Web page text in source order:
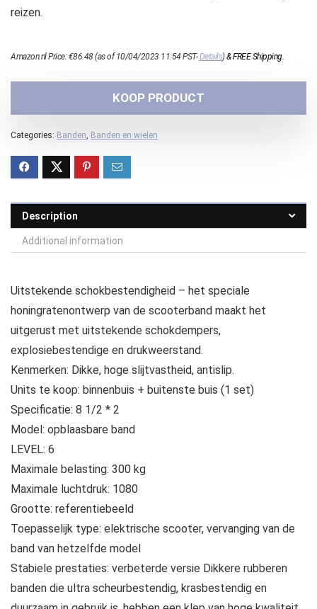
reizen.
Amazon.nl Price:€86.48(as of 10/04/2023 11:54 PST-Details)&FREE Shipping.
KOOP PRODUCT
Categories: Banden Banden en wielen
Description
Additional information
Uitstekende schokbestendigheid – het speciale
honingratenontwerp van de scooterband maakt het
uitgerust met uitstekende schokdempers,
explosiebestendige en drukweerstand.
Kenmerken: Dikke, hoge slijtvastheid, antislip.
Units te koop: binnenbuis + buitenste buis (1 set)
Specificatie: 8 1/2 * 2
Model: opblaasbare band
LEVEL: 6
Maximale belasting: 300 kg
Maximale luchtdruk: 1080
Grootte: referentiebeeld
Toepasselijk type: elektrische scooter, vervanging van de
band van hetzelfde model
Stabiele prestaties: verbeterde versie Dikkere rubberen
banden die ultra scheurbestendig, krasbestendig en